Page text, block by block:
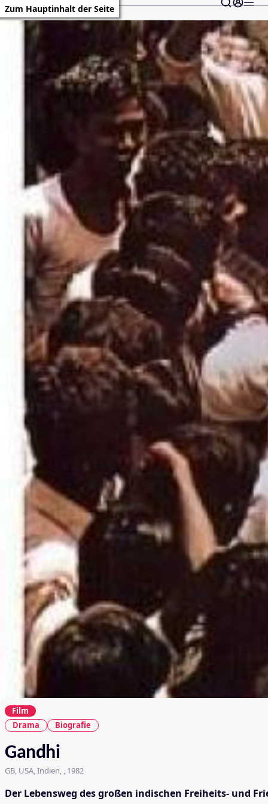
Zum Hauptinhalt der Seite
Film
Drama
Biografie
Gandhi
GB, USA, Indien, , 1982
Der Lebensweg des großen indischen Freiheits- und